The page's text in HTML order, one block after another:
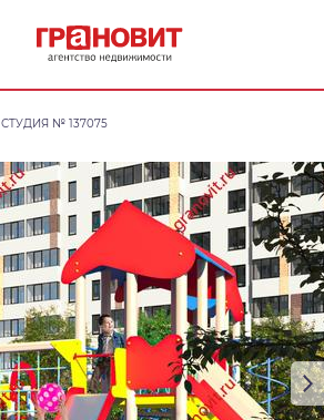
СТУДИЯ № 137075